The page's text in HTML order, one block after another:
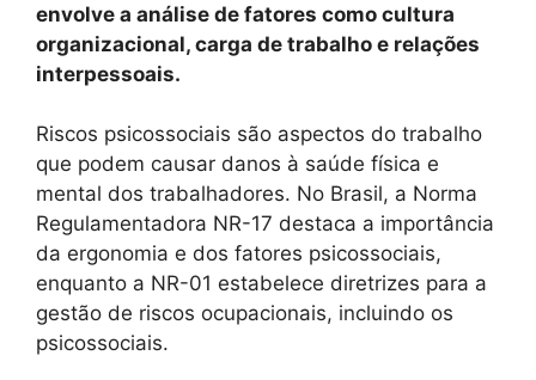
envolve a análise de fatores como cultura
organizacional, carga de trabalho e relações
interpessoais.
Riscos psicossociais são aspectos do trabalho
que podem causar danos à saúde física e
mental dos trabalhadores. No Brasil, a Norma
Regulamentadora NR-17 destaca a importância
da ergonomia e dos fatores psicossociais,
enquanto a NR-01 estabelece diretrizes para a
gestão de riscos ocupacionais, incluindo os
psicossociais.